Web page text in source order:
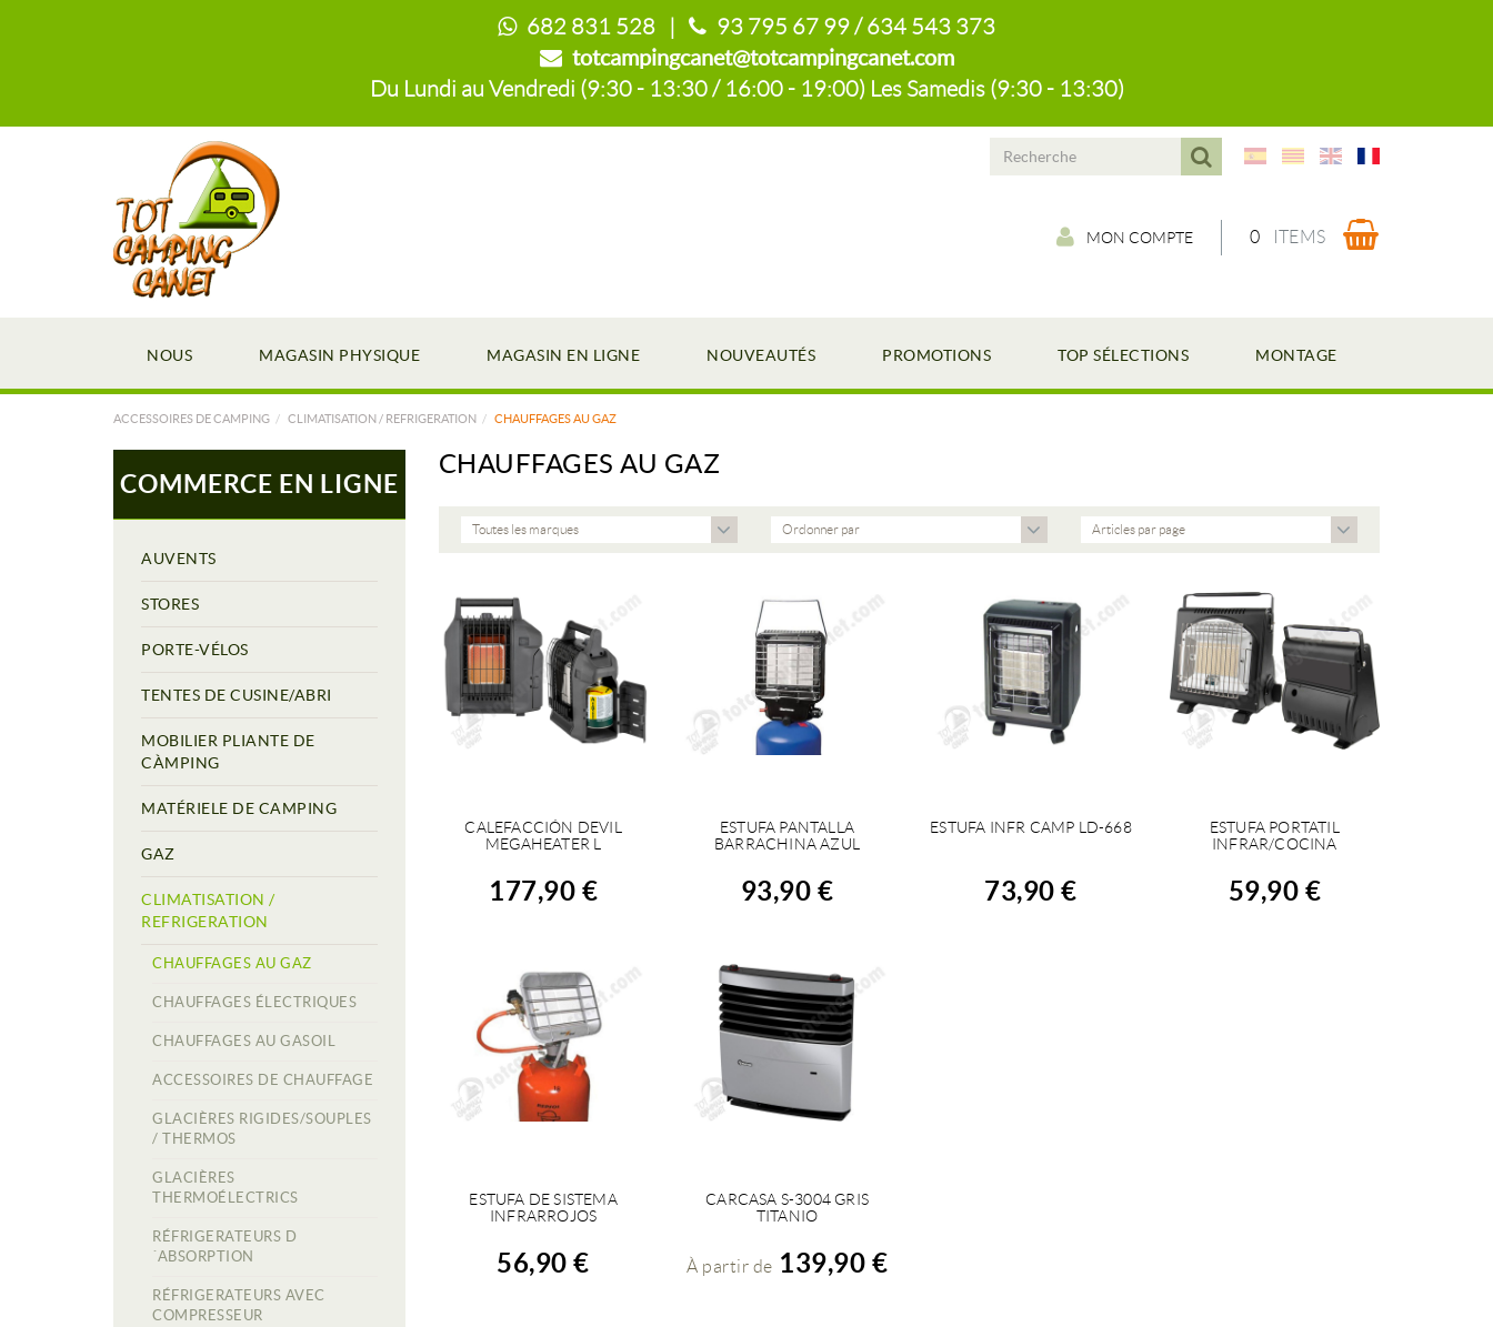
682 831 528 |
93 795 67 99 / 634 543 373
totcampingcanet@totcampingcanet.com
Du Lundi au Vendredi (9:30 - 13:30 / 16:00 - 19:00) Les Samedis (9:30 - 13:30)
MON COMPTE 0 ITEMS
NOUS MAGASIN PHYSIQUE MAGASIN EN LIGNE NOUVEAUTÉS PROMOTIONS TOP SÉLECTIONS MONTAGE
ACCESSOIRES DE CAMPING CLIMATISATION / REFRIGERATION CHAUFFAGES AU GAZ
COMMERCE EN LIGNE
AUVENTS
STORES
PORTE-VÉLOS
TENTES DE CUSINE/ABRI
MOBILIER PLIANTE DE
CÀMPING
MATÉRIELE DE CAMPING
GAZ
CLIMATISATION /
REFRIGERATION
CHAUFFAGES AU GAZ
CHAUFFAGES ÉLECTRIQUES
CHAUFFAGES AU GASOIL
ACCESSOIRES DE CHAUFFAGE
GLACIÈRES RIGIDES/SOUPLES
/ THERMOS
GLACIÈRES
THERMOÉLECTRICS
RÉFRIGERATEURS D
´ABSORPTION
RÉFRIGERATEURS AVEC
COMPRESSEUR
CHAUFFAGES AU GAZ
Toutes les marques Ordonner par Articles par page
ACHETER
CALEFACCIÓN DEVIL
MEGAHEATER L
177,90 €
ACHETER
ESTUFA PANTALLA
BARRACHINA AZUL
93,90 €
ACHETER
ESTUFA INFR CAMP LD-668
73,90 €
ACHETER
ESTUFA PORTATIL
INFRAR/COCINA
59,90 €
ACHETER
ESTUFA DE SISTEMA
INFRARROJOS
56,90 €
VOIR LES DÉTAILS
CARCASA S-3004 GRIS
TITANIO
À partir de 139,90 €